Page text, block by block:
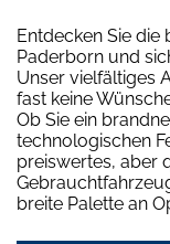
Entdecken Sie
Paderborn und
Unser vielfältiges
fast keine
Ob Sie ein
technologischen
preiswertes, aber
breite Palette an